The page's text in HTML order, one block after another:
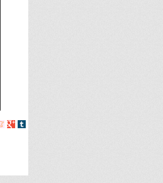
Compartir
Compartir
Compartir